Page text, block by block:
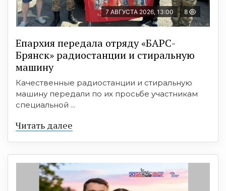
7 АВГУСТА 2026, 13:00 8
Епархия передала отряду «БАРС-
Брянск» радиостанции и стиральную
машину
Качественные радиостанции и стиральную
машину передали по их просьбе участникам
специальной ...
Читать далее